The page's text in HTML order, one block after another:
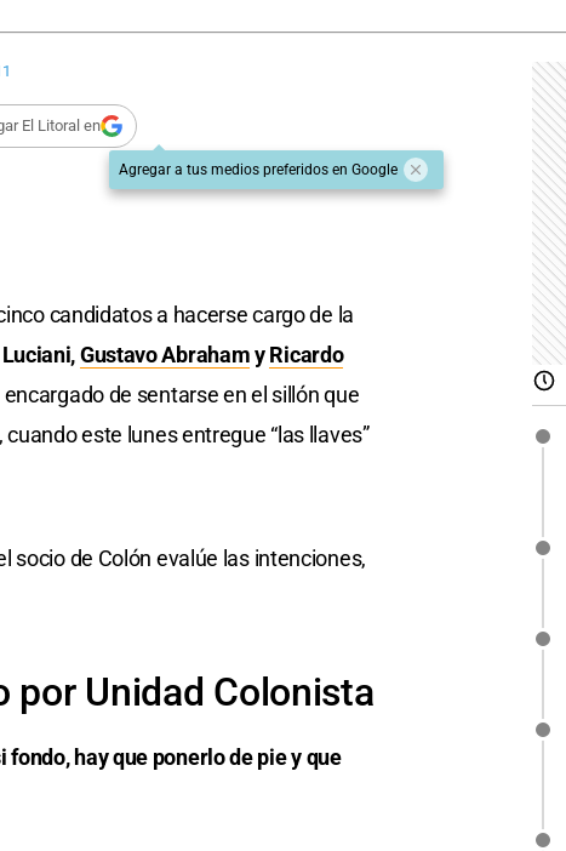
El Litoral en
Agregar a tus medios preferidos en Google
candidatos a hacerse cargo de la
Gustavo AbrahamyRicardo
de sentarse en el sillón que
este lunes entregue “las llaves”
socio de Colón evalúe las intenciones,
por Unidad Colonista
hay que ponerlo de pie y que